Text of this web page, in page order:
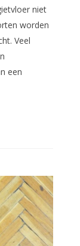
niet
worden
Veel
een